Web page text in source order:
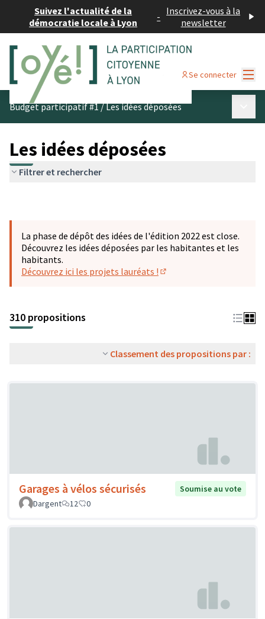
Suivez l'actualité de la
démocratie locale à Lyon
- Inscrivez-vous à la
newsletter
Se connecter
Budget participatif #1/Les idées déposées
Les idées déposées
Filtrer et rechercher
La phase de dépôt des idées de l'édition 2022 est close.
Découvrez les idées déposées par les habitantes et les
habitants.
Découvrez ici les projets lauréats !
310 propositions
Classement des propositions par :
Garages à vélos sécurisés
Soumise au vote
Dargent
12 0